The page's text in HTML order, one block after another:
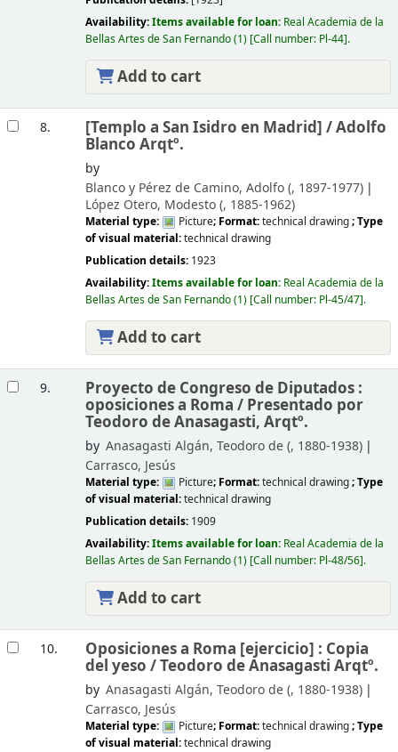
Availability:Items available for loan: Real Academia de la
Bellas Artes de San Fernando(1) Call number: Pl-44 .
Add to cart
8. [Templo a San Isidro en Madrid] /Adolfo
Blanco Arqtº.
by
Blanco y Pérez de Camino, Adolfo (, 1897-1977)
López Otero, Modesto (, 1885-1962)
Material type: Picture; Format:technical drawing; Type
of visual material:technical drawing
Publication details: 1923
Availability:Items available for loan: Real Academia de la
Bellas Artes de San Fernando(1) Call number: Pl-45/47 .
Add to cart
9. Proyecto de Congreso de Diputados :
oposiciones a Roma / Presentado por
Teodoro de Anasagasti, Arqtº.
by Anasagasti Algán, Teodoro de (, 1880-1938)
Carrasco, Jesús
Material type: Picture; Format:technical drawing; Type
of visual material:technical drawing
Publication details: 1909
Availability:Items available for loan: Real Academia de la
Bellas Artes de San Fernando(1) Call number: Pl-48/56 .
Add to cart
10. Oposiciones a Roma [ejercicio] : Copia
del yeso /Teodoro de Anasagasti Arqtº.
by Anasagasti Algán, Teodoro de (, 1880-1938)
Carrasco, Jesús
Material type: Picture; Format:technical drawing; Type
of visual material:technical drawing